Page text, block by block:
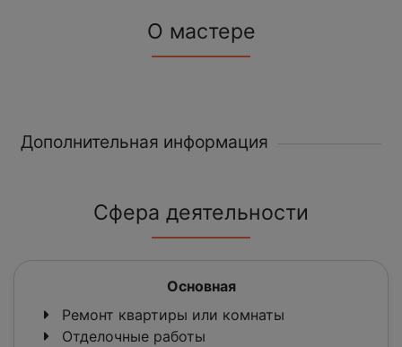
О мастере
Дополнительная информация
Сфера деятельности
Основная
Ремонт квартиры или комнаты
Отделочные работы